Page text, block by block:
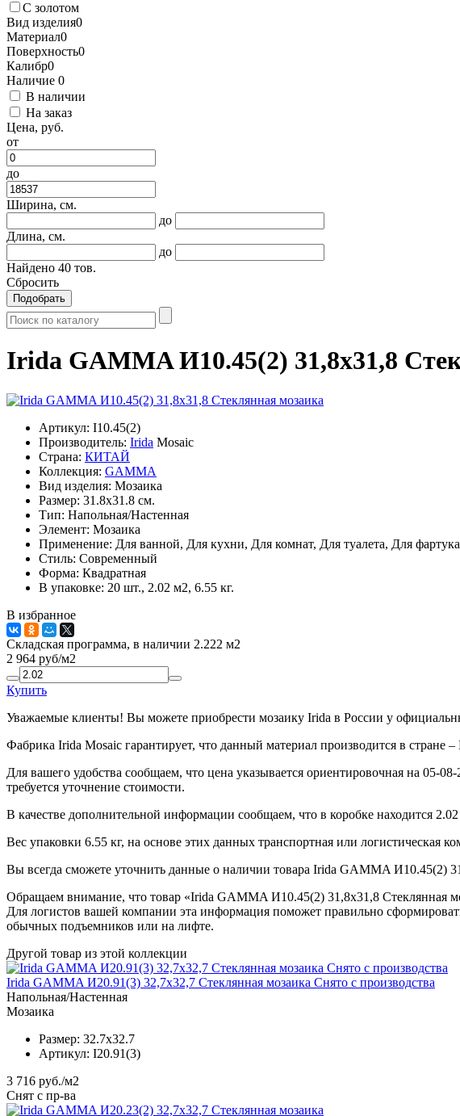
С золотом
Вид изделия0
Материал0
Поверхность0
Калибр0
Наличие 0
В наличии
На заказ
Цена, руб.
от
до
Ширина, см.
до
Длина, см.
до
Найдено 40 тов.
Сбросить
Подобрать
Irida GAMMA И10.45(2) 31,8x31,8
Артикул: I10.45(2)
Производитель: Irida Mosaic
Страна: КИТАЙ
Коллекция: GAMMA
Вид изделия: Мозаика
Размер: 31.8x31.8 см.
Тип: Напольная/Настенная
Элемент: Мозаика
Применение: Для ванной, Для кухни, Для комнат, Для туалета, Для
Стиль: Современный
Форма: Квадратная
В упаковке: 20 шт., 2.02 м2, 6.55 кг.
В избранное
Складская программа, в наличии 2.222 м2
2 964 руб/м2
Купить
Уважаемые клиенты! Вы можете приобрести мозаику Irida в России у
Фабрика Irida Mosaic гарантирует, что данный материал производится в стране
Для вашего удобства сообщаем, что цена указывается ориентировочная на 05-
требуется уточнение стоимости.
В качестве дополнительной информации сообщаем, что в коробке находится
Вес упаковки 6.55 кг, на основе этих данных транспортная или логистическая
Вы всегда сможете уточнить данные о наличии товара Irida GAMMA И10.45(2)
Обращаем внимание, что товар «Irida GAMMA И10.45(2) 31,8x31,8 Стеклянная
Для логистов вашей компании эта информация поможет правильно
обычных подъемников или на лифте.
Другой товар из этой коллекции
Irida GAMMA И20.91(3) 32,7x32,7 Стеклянная мозаика Снято с производства
Напольная/Настенная
Мозаика
Размер: 32.7x32.7
Артикул: I20.91(3)
3 716 руб./м2
Снят с пр-ва